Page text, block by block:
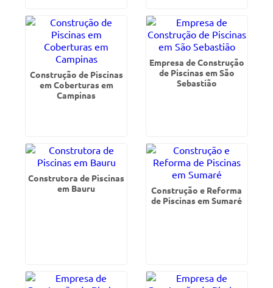
Construção de Piscinas
em Coberturas em
Campinas
Empresa de Construção
de Piscinas em São
Sebastião
Construtora de Piscinas
em Bauru
Construção e Reforma
de Piscinas em Sumaré